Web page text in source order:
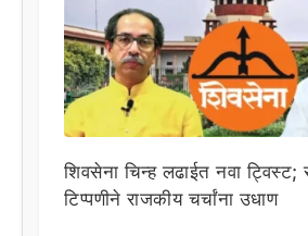
शिवसेना चिन्ह लढाईत नवा ट्विस्ट;
टिप्पणीने राजकीय चर्चांना उधाण